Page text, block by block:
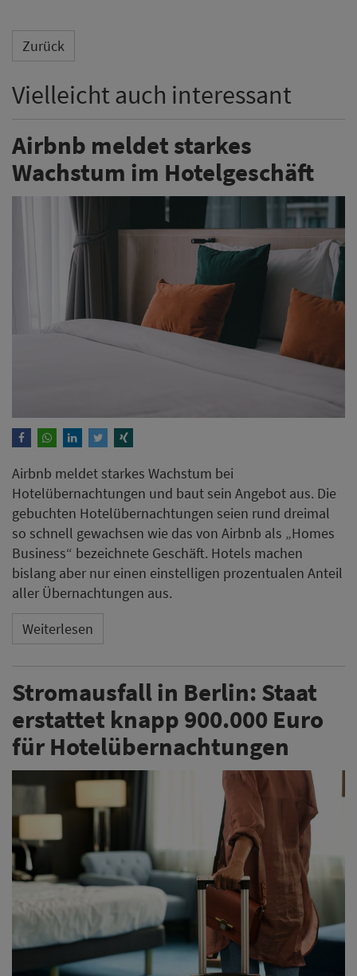
Zurück
Vielleicht auch interessant
Airbnb meldet starkes
Wachstum im Hotelgeschäft
Airbnb meldet starkes Wachstum bei
Hotelübernachtungen und baut sein Angebot aus. Die
gebuchten Hotelübernachtungen seien rund dreimal
so schnell gewachsen wie das von Airbnb als „Homes
Business“ bezeichnete Geschäft. Hotels machen
bislang aber nur einen einstelligen prozentualen Anteil
aller Übernachtungen aus.
Weiterlesen
Stromausfall in Berlin: Staat
erstattet knapp 900.000 Euro
für Hotelübernachtungen